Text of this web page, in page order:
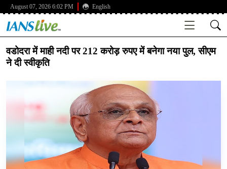
August 07, 2026 6:02 PM English
वडोदरा में माही नदी पर 212 करोड़ रुपए में बनेगा नया पुल, सीएम
ने दी स्वीकृति